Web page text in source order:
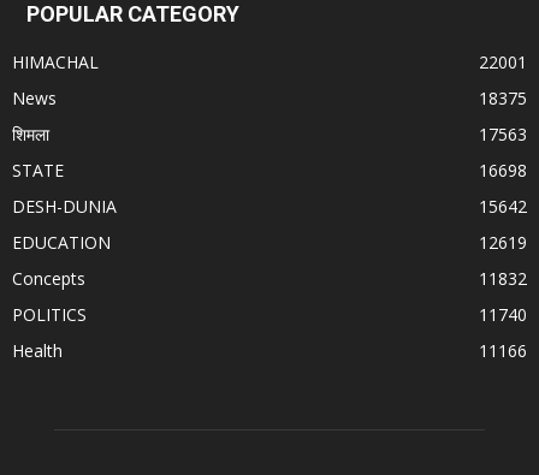
POPULAR CATEGORY
HIMACHAL
22001
News
18375
शिमला
17563
STATE
16698
DESH-DUNIA
15642
EDUCATION
12619
Concepts
11832
POLITICS
11740
Health
11166